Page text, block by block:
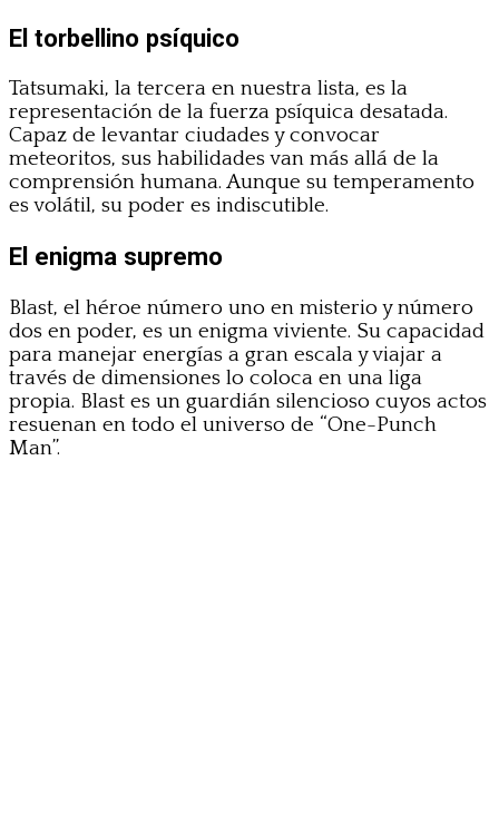
El torbellino psíquico
Tatsumaki, la tercera en nuestra lista, es la
representación de la fuerza psíquica desatada.
Capaz de levantar ciudades y convocar
meteoritos, sus habilidades van más allá de la
comprensión humana. Aunque su temperamento
es volátil, su poder es indiscutible.
El enigma supremo
Blast, el héroe número uno en misterio y número
dos en poder, es un enigma viviente. Su capacidad
para manejar energías a gran escala y viajar a
través de dimensiones lo coloca en una liga
propia. Blast es un guardián silencioso cuyos actos
resuenan en todo el universo de “One-Punch
Man”.